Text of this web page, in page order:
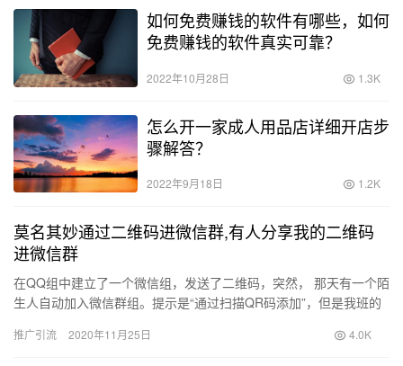
如何免费赚钱的软件有哪些，如何
免费赚钱的软件真实可靠？
2022年10月28日 1.3K
怎么开一家成人用品店详细开店步
骤解答？
2022年9月18日 1.2K
莫名其妙通过二维码进微信群,有人分享我的二维码
进微信群
在QQ组中建立了一个微信组，发送了二维码，突然， 那天有一个陌
生人自动加入微信群组。提示是“通过扫描QR码添加”，但是我班的
推广引流 2020年11月25日 4.0K